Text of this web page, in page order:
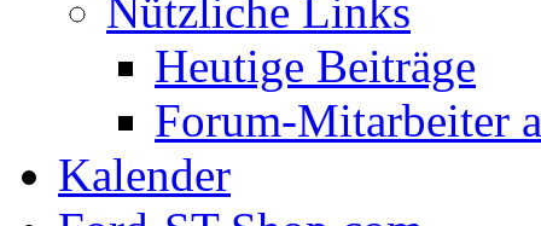
Nützliche Links
Heutige Beiträge
Forum-Mitarbeiter
Kalender